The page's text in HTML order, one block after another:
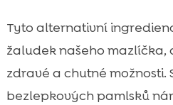
Tyto alternativní
žaludek našeho mazlíčka,
zdravé a chutné
bezlepkových pamlsků